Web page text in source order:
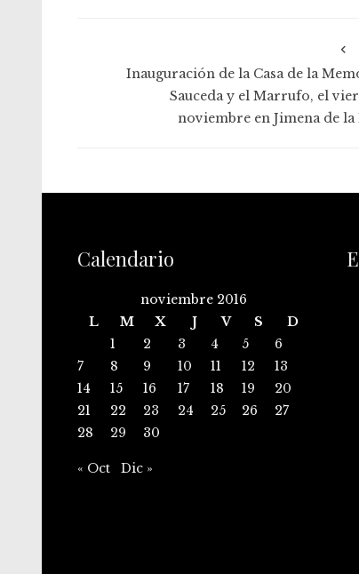
Inauguración de la Casa de la
Sauceda y el Marrufo, el
noviembre en Jimena de
Calendario
noviembre 2016
L
M X J V S
D
1
2 3 4 5
6
7
8 9 10 11 12
13
14
15 16 17 18 19
20
21
22 23 24 25 26
27
28
29 30
« Oct Dic »